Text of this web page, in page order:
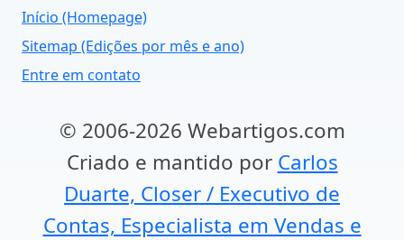
Início (Homepage)
Sitemap (Edições por mês e ano)
Entre em contato
© 2006-2026 Webartigos.com
Criado e mantido por Carlos
Duarte, Closer / Executivo de
Contas, Especialista em Vendas e